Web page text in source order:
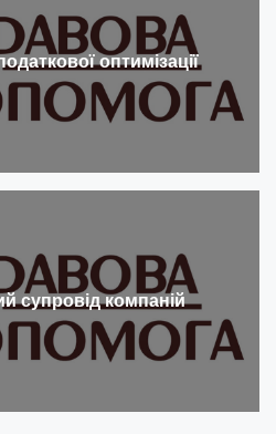
оптимізації
супровід компаній